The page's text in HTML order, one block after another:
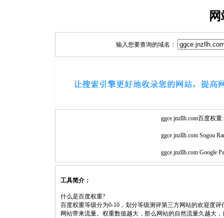
输入您要查询的域名：
ggce.jnzllh.com百度权重:
ggce.jnzllh.com Sogou
ggce.jnzllh.com Google
工具简介：
什么是百度权重?
百度权重等级分为0-10，划分等级测评第三方网站的欢迎度
网站带来流量。权重数值越大，那么网站的自然流量久越大